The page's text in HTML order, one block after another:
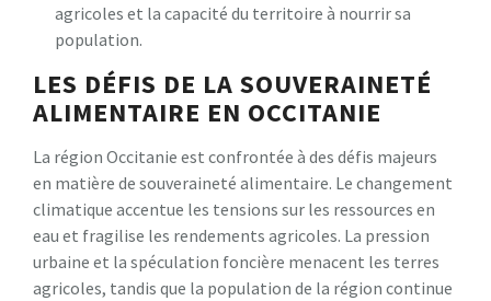
agricoles et la capacité du territoire à nourrir sa
population.
LES DÉFIS DE LA SOUVERAINETÉ
ALIMENTAIRE EN OCCITANIE
La région Occitanie est confrontée à des défis majeurs
en matière de souveraineté alimentaire. Le changement
climatique accentue les tensions sur les ressources en
eau et fragilise les rendements agricoles. La pression
urbaine et la spéculation foncière menacent les terres
agricoles, tandis que la population de la région continue